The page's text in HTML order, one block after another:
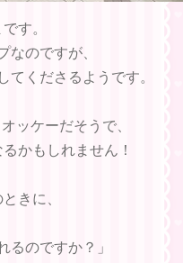
す。
なのですが、
てくださるようです。
ッケーだそうで、
かもしれません！
きに、
るのですか？」